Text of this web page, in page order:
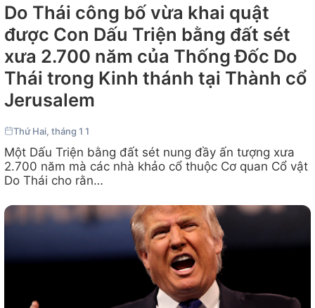
Do Thái công bố vừa khai quật
được Con Dấu Triện bằng đất sét
xưa 2.700 năm của Thống Đốc Do
Thái trong Kinh thánh tại Thành cổ
Jerusalem
Thứ Hai, tháng 1 1
Một Dấu Triện bằng đất sét nung đầy ấn tượng xưa
2.700 năm mà các nhà khảo cổ thuộc Cơ quan Cổ vật
Do Thái cho rằn…